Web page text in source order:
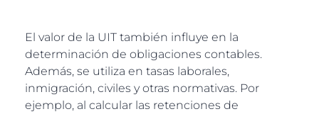
El valor de la UIT también influye en la
determinación de obligaciones contables.
Además, se utiliza en tasas laborales,
inmigración, civiles y otras normativas. Por
ejemplo, al calcular las retenciones de